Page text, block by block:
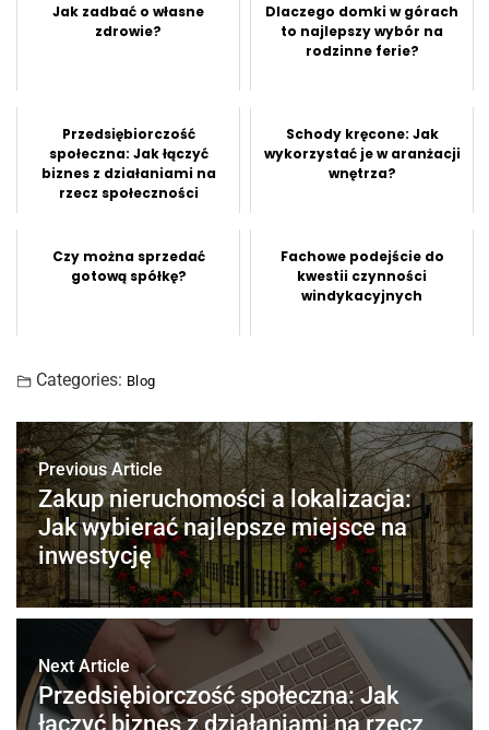
Jak zadbać o własne
zdrowie?
Dlaczego domki w górach
to najlepszy wybór na
rodzinne ferie?
Przedsiębiorczość
społeczna: Jak łączyć
biznes z działaniami na
rzecz społeczności
Schody kręcone: Jak
wykorzystać je w aranżacji
wnętrza?
Czy można sprzedać
gotową spółkę?
Fachowe podejście do
kwestii czynności
windykacyjnych
Categories: Blog
Previous Article
Zakup nieruchomości a lokalizacja:
Jak wybierać najlepsze miejsce na
inwestycję
Next Article
Przedsiębiorczość społeczna: Jak
łączyć biznes z działaniami na rzecz